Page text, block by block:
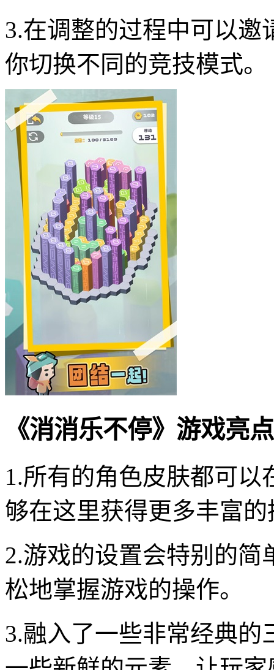
3.在调整的过程中可以
你切换不同的竞技模式。
《消消乐不停》游戏亮
1.所有的角色皮肤都可
够在这里获得更多丰富
2.游戏的设置会特别的
松地掌握游戏的操作。
3.融入了一些非常经典